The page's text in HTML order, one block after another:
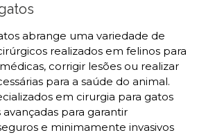
abrange uma variedade de
realizados em felinos para
corrigir lesões ou realizar
para a saúde do animal.
em cirurgia para gatos
para garantir
e minimamente invasivos